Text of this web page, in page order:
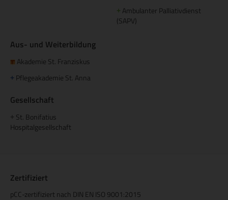
+ Ambulanter Palliativdienst
(SAPV)
Aus- und Weiterbildung
Akademie St. Franziskus
+ Pflegeakademie St. Anna
Gesellschaft
St. Bonifatius
Hospitalgesellschaft
Zertifiziert
pCC-zertifiziert nach DIN EN ISO 9001:2015